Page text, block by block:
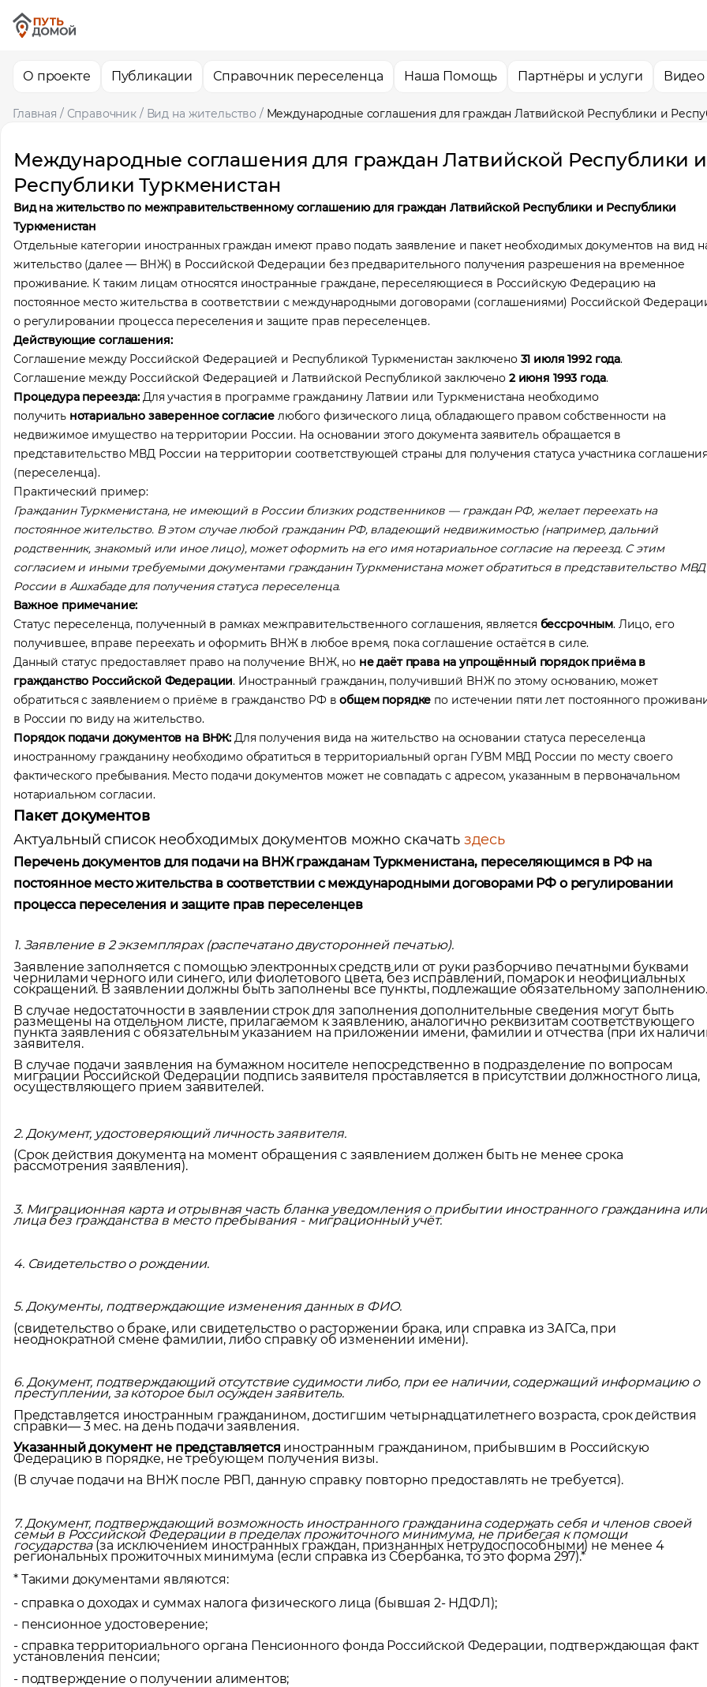
О проекте Публикации Справочник переселенца Наша Помощь Партнёры и услуги Видео
Главная / Справочник / Вид на жительство / Международные соглашения для граждан Латвийской Республики и
Международные соглашения для граждан Латвийской Республики и
Республики Туркменистан
Вид на жительство по межправительственному соглашению для граждан Латвийской Республики и Республики
Туркменистан
Отдельные категории иностранных граждан имеют право подать заявление и пакет необходимых документов на вид
жительство (далее — ВНЖ) в Российской Федерации без предварительного получения разрешения на временное
проживание. К таким лицам относятся иностранные граждане, переселяющиеся в Российскую Федерацию на
постоянное место жительства в соответствии с международными договорами (соглашениями) Российской
о регулировании процесса переселения и защите прав переселенцев.
Действующие соглашения:
Соглашение между Российской Федерацией и Республикой Туркменистан заключено 31 июля 1992 года.
Соглашение между Российской Федерацией и Латвийской Республикой заключено 2 июня 1993 года.
Процедура переезда: Для участия в программе гражданину Латвии или Туркменистана необходимо
получить нотариально заверенное согласие любого физического лица, обладающего правом собственности на
недвижимое имущество на территории России. На основании этого документа заявитель обращается в
представительство МВД России на территории соответствующей страны для получения статуса участника
(переселенца).
Практический пример:
Гражданин Туркменистана, не имеющий в России близких родственников — граждан РФ, желает переехать на
постоянное жительство. В этом случае любой гражданин РФ, владеющий недвижимостью (например, дальний
родственник, знакомый или иное лицо), может оформить на его имя нотариальное согласие на переезд. С этим
согласием и иными требуемыми документами гражданин Туркменистана может обратиться в представительство МВД
России в Ашхабаде для получения статуса переселенца.
Важное примечание:
Статус переселенца, полученный в рамках межправительственного соглашения, является бессрочным. Лицо, его
получившее, вправе переехать и оформить ВНЖ в любое время, пока соглашение остаётся в силе.
Данный статус предоставляет право на получение ВНЖ, но не даёт права на упрощённый порядок приёма в
гражданство Российской Федерации. Иностранный гражданин, получивший ВНЖ по этому основанию, может
обратиться с заявлением о приёме в гражданство РФ вобщем порядке по истечении пяти лет постоянного
в России по виду на жительство.
Порядок подачи документов на ВНЖ: Для получения вида на жительство на основании статуса переселенца
иностранному гражданину необходимо обратиться в территориальный орган ГУВМ МВД России по месту своего
фактического пребывания. Место подачи документов может не совпадать с адресом, указанным в первоначальном
нотариальном согласии.
Пакет документов
Актуальный список необходимых документов можно скачать здесь
Перечень документов для подачи на ВНЖ гражданам Туркменистана, переселяющимся в РФ на
постоянное место жительства в соответствии с международными договорами РФ о регулировании
процесса переселения и защите прав переселенцев
1. Заявление в 2 экземплярах (распечатано двусторонней печатью).
Заявление заполняется с помощью электронных средств или от руки разборчиво печатными буквами
чернилами черного или синего, или фиолетового цвета, без исправлений, помарок и неофициальных
сокращений. В заявлении должны быть заполнены все пункты, подлежащие обязательному заполнению.
В случае недостаточности в заявлении строк для заполнения дополнительные сведения могут быть
размещены на отдельном листе, прилагаемом к заявлению, аналогично реквизитам соответствующего
пункта заявления с обязательным указанием на приложении имени, фамилии и отчества (при их
заявителя.
В случае подачи заявления на бумажном носителе непосредственно в подразделение по вопросам
миграции Российской Федерации подпись заявителя проставляется в присутствии должностного лица,
осуществляющего прием заявителей.
2. Документ, удостоверяющий личность заявителя.
(Срок действия документа на момент обращения с заявлением должен быть не менее срока
рассмотрения заявления).
3. Миграционная карта и отрывная часть бланка уведомления о прибытии иностранного гражданина или
лица без гражданства в место пребывания - миграционный учёт.
4. Свидетельство о рождении.
5. Документы, подтверждающие изменения данных в ФИО.
(свидетельство о браке, или свидетельство о расторжении брака, или справка из ЗАГСа, при
неоднократной смене фамилии, либо справку об изменении имени).
6. Документ, подтверждающий отсутствие судимости либо, при ее наличии, содержащий информацию о
преступлении, за которое был осужден заявитель.
Представляется иностранным гражданином, достигшим четырнадцатилетнего возраста, срок действия
справки— 3 мес. на день подачи заявления.
Указанный документ не представляется иностранным гражданином, прибывшим в Российскую
Федерацию в порядке, не требующем получения визы.
(В случае подачи на ВНЖ после РВП, данную справку повторно предоставлять не требуется).
7. Документ, подтверждающий возможность иностранного гражданина содержать себя и членов своей
семьи в Российской Федерации в пределах прожиточного минимума, не прибегая к помощи
государства(за исключением иностранных граждан, признанных нетрудоспособными) не менее 4
региональных прожиточных минимума (если справка из Сбербанка, то это форма 297).*
* Такими документами являются:
- справка о доходах и суммах налога физического лица (бывшая 2- НДФЛ);
- пенсионное удостоверение;
- справка территориального органа Пенсионного фонда Российской Федерации, подтверждающая факт
установления пенсии;
- подтверждение о получении алиментов;
Помощь в трудоустройстве